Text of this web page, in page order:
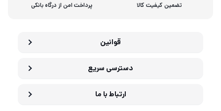
تضمین کیفیت کالا پرداخت امن از درگاه بانکی
قوانین
دسترسی سریع
ارتباط با ما